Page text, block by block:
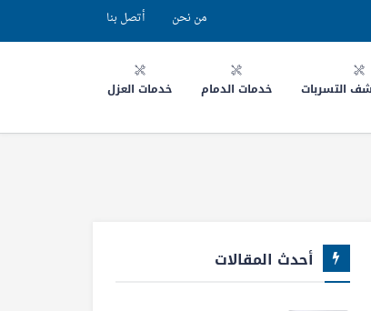
أتصل بنا من نحن
التسربات خدمات الدمام خدمات العزل
أحدث المقالات